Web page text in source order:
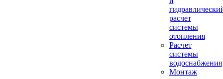
расчет
системы
отопления
Расчет
системы
водоснабжения
Монтаж